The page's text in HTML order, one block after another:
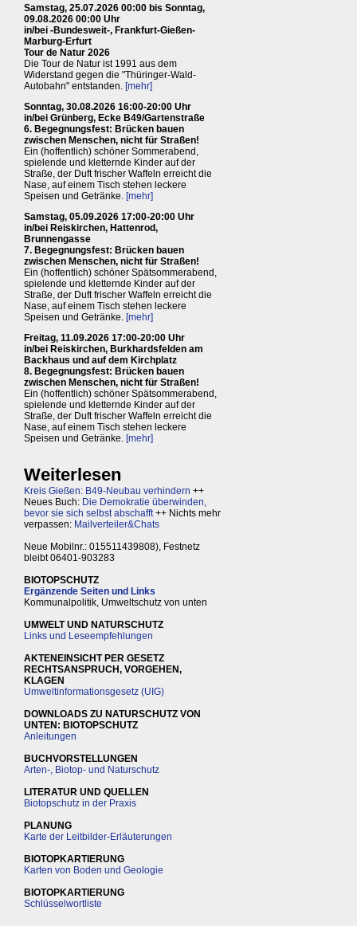
Samstag, 25.07.2026 00:00 bis Sonntag,
09.08.2026 00:00 Uhr
in/bei -Bundesweit-, Frankfurt-Gießen-
Marburg-Erfurt
Tour de Natur 2026
Die Tour de Natur ist 1991 aus dem
Widerstand gegen die "Thüringer-Wald-
Autobahn" entstanden. [mehr]
Sonntag, 30.08.2026 16:00-20:00 Uhr
in/bei Grünberg, Ecke B49/Gartenstraße
6. Begegnungsfest: Brücken bauen
zwischen Menschen, nicht für Straßen!
Ein (hoffentlich) schöner Sommerabend,
spielende und kletternde Kinder auf der
Straße, der Duft frischer Waffeln erreicht die
Nase, auf einem Tisch stehen leckere
Speisen und Getränke. [mehr]
Samstag, 05.09.2026 17:00-20:00 Uhr
in/bei Reiskirchen, Hattenrod,
Brunnengasse
7. Begegnungsfest: Brücken bauen
zwischen Menschen, nicht für Straßen!
Ein (hoffentlich) schöner Spätsommerabend,
spielende und kletternde Kinder auf der
Straße, der Duft frischer Waffeln erreicht die
Nase, auf einem Tisch stehen leckere
Speisen und Getränke. [mehr]
Freitag, 11.09.2026 17:00-20:00 Uhr
in/bei Reiskirchen, Burkhardsfelden am
Backhaus und auf dem Kirchplatz
8. Begegnungsfest: Brücken bauen
zwischen Menschen, nicht für Straßen!
Ein (hoffentlich) schöner Spätsommerabend,
spielende und kletternde Kinder auf der
Straße, der Duft frischer Waffeln erreicht die
Nase, auf einem Tisch stehen leckere
Speisen und Getränke. [mehr]
Weiterlesen
Kreis Gießen: B49-Neubau verhindern ++
Neues Buch: Die Demokratie überwinden,
bevor sie sich selbst abschafft++ Nichts mehr
verpassen: Mailverteiler&Chats
Neue Mobilnr.: 015511439808), Festnetz
bleibt 06401-903283
BIOTOPSCHUTZ
Ergänzende Seiten und Links
Kommunalpolitik, Umweltschutz von unten
UMWELT UND NATURSCHUTZ
Links und Leseempfehlungen
AKTENEINSICHT PER GESETZ
RECHTSANSPRUCH, VORGEHEN,
KLAGEN
Umweltinformationsgesetz (UIG)
DOWNLOADS ZU NATURSCHUTZ VON
UNTEN: BIOTOPSCHUTZ
Anleitungen
BUCHVORSTELLUNGEN
Arten-, Biotop- und Naturschutz
LITERATUR UND QUELLEN
Biotopschutz in der Praxis
PLANUNG
Karte der Leitbilder-Erläuterungen
BIOTOPKARTIERUNG
Karten von Boden und Geologie
BIOTOPKARTIERUNG
Schlüsselwortliste